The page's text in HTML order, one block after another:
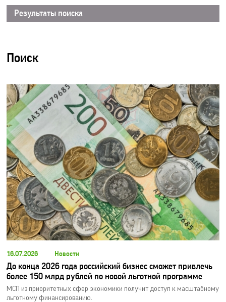
Результаты поиска
Поиск
16.07.2026 Новости
До конца 2026 года российский бизнес сможет привлечь
более 150 млрд рублей по новой льготной программе
МСП из приоритетных сфер экономики получит доступ к масштабному
льготному финансированию.